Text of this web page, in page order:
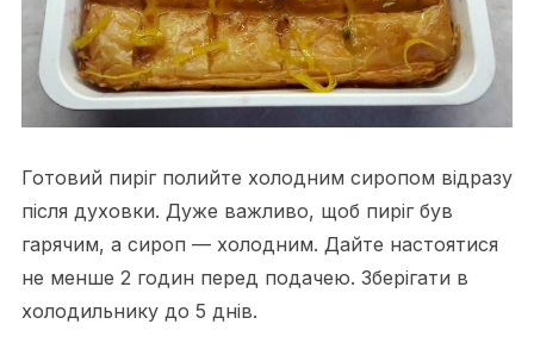
Готовий пиріг полийте холодним сиропом відразу
після духовки. Дуже важливо, щоб пиріг був
гарячим, а сироп — холодним. Дайте настоятися
не менше 2 годин перед подачею. Зберігати в
холодильнику до 5 днів.